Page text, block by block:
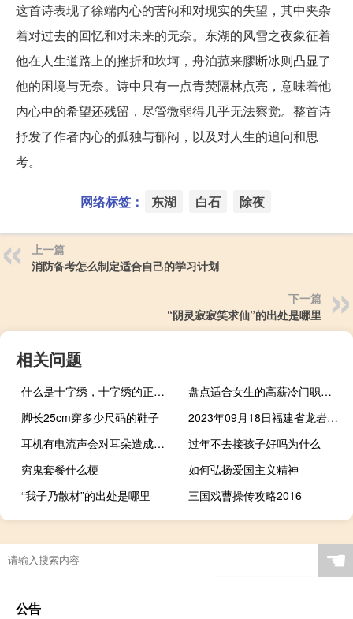
这首诗表现了徐端内心的苦闷和对现实的失望，其中夹杂
着对过去的回忆和对未来的无奈。东湖的风雪之夜象征着
他在人生道路上的挫折和坎坷，舟泊菰来膠断冰则凸显了
他的困境与无奈。诗中只有一点青荧隔林点亮，意味着他
内心中的希望还残留，尽管微弱得几乎无法察觉。整首诗
抒发了作者内心的孤独与郁闷，以及对人生的追问和思
考。
网络标签： 东湖 白石 除夜
上一篇
消防备考怎么制定适合自己的学习计划
下一篇
“阴灵寂寂笑求仙”的出处是哪里
相关问题
什么是十字绣，十字绣的正确绣法是怎样绣的？
盘点适合女生的高薪冷门职业有哪些
脚长25cm穿多少尺码的鞋子
2023年09月18日福建省龙岩市疫情大数据-今日/今天疫情全网搜索最新实时消息动态情况通知播报
耳机有电流声会对耳朵造成危害吗
过年不去接孩子好吗为什么
穷鬼套餐什么梗
如何弘扬爱国主义精神
“我子乃散材”的出处是哪里
三国戏曹操传攻略2016
屈原的资料信息30字（屈原的资料信息）
☚
公告